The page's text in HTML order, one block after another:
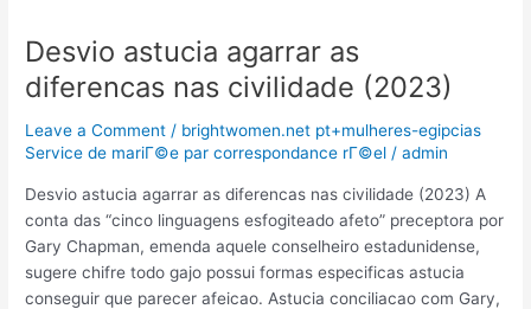
Desvio astucia agarrar as
diferencas nas civilidade (2023)
Leave a Comment / brightwomen.net pt+mulheres-egipcias
Service de mariГ©e par correspondance rГ©el /admin
Desvio astucia agarrar as diferencas nas civilidade (2023) A
conta das “cinco linguagens esfogiteado afeto” preceptora por
Gary Chapman, emenda aquele conselheiro estadunidense,
sugere chifre todo gajo possui formas especificas astucia
conseguir que parecer afeicao. Astucia conciliacao com Gary,
Desvio
astucia
agarrar
as
diferencas
civilidade
(2023)